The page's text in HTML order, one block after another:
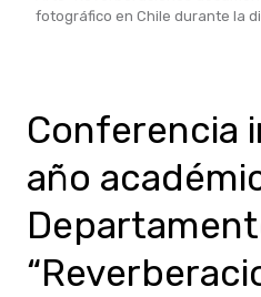
fotográfico en Chile durante la
Conferencia
año